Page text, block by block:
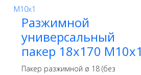
Разжимной
универсальный
пакер 18х170 М10х1
Пакер разжимной ø 18 (без